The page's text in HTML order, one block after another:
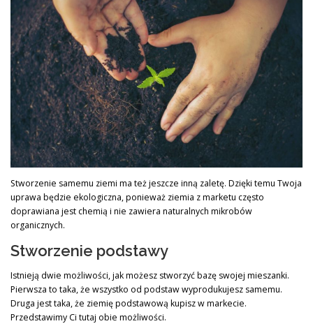
Stworzenie samemu ziemi ma też jeszcze inną zaletę. Dzięki temu Twoja
uprawa będzie ekologiczna, ponieważ ziemia z marketu często
doprawiana jest chemią i nie zawiera naturalnych mikrobów
organicznych.
Stworzenie podstawy
Istnieją dwie możliwości, jak możesz stworzyć bazę swojej mieszanki.
Pierwsza to taka, że wszystko od podstaw wyprodukujesz samemu.
Druga jest taka, że ziemię podstawową kupisz w markecie.
Przedstawimy Ci tutaj obie możliwości.